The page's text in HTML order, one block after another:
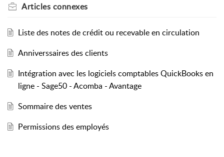
Articles connexes
Liste des notes de crédit ou recevable en circulation
Anniverssaires des clients
Intégration avec les logiciels comptables QuickBooks en
ligne - Sage50 - Acomba - Avantage
Sommaire des ventes
Permissions des employés